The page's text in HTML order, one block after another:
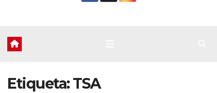
Etiqueta:TSA